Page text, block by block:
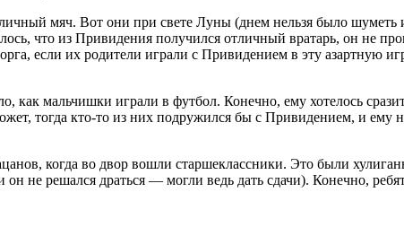
мяч. Вот они при свете Луны (днем нельзя было шуметь
что из Привидения получился отличный вратарь, он не
если их родители играли с Привидением в эту азартную
мальчишки играли в футбол. Конечно, ему хотелось
тогда кто-то из них подружился бы с Привидением, и ему
когда во двор вошли старшеклассники. Это были
не решался драться — могли ведь дать сдачи). Конечно,